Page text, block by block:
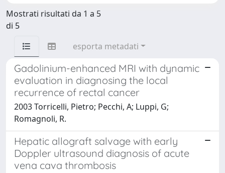
Mostrati risultati da 1 a 5
di 5
esporta metadati
Gadolinium-enhanced MRI with dynamic
evaluation in diagnosing the local
recurrence of rectal cancer
2003 Torricelli, Pietro; Pecchi, A; Luppi, G;
Romagnoli, R.
Hepatic allograft salvage with early
Doppler ultrasound diagnosis of acute
vena cava thrombosis